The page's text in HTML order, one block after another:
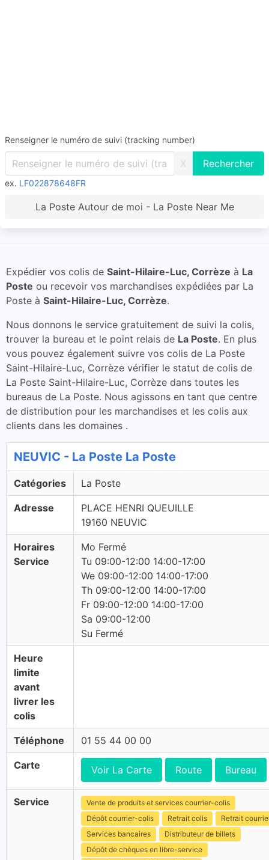
Renseigner le numéro de suivi (tracking number)
X
ex. LF022878648FR
La Poste Autour de moi - La Poste Near Me
Expédier vos colis de Saint-Hilaire-Luc, Corrèze à La
Poste ou recevoir vos marchandises expédiées par La
Poste à Saint-Hilaire-Luc, Corrèze.
Nous donnons le service gratuitement de suivi la colis,
trouver la bureau et le point relais de La Poste. En plus
vous pouvez également suivre vos colis de La Poste
Saint-Hilaire-Luc, Corrèze vérifier le statut de colis de
La Poste Saint-Hilaire-Luc, Corrèze dans toutes les
bureaus de La Poste. Nous agissons en tant que centre
de distribution pour les marchandises et les colis aux
clients dans les domaines .
NEUVIC - La Poste La Poste
Catégories La Poste
Adresse
PLACE HENRI QUEUILLE
19160 NEUVIC
Horaires
Service
Mo Fermé
Tu 09:00-12:00 14:00-17:00
We 09:00-12:00 14:00-17:00
Th 09:00-12:00 14:00-17:00
Fr 09:00-12:00 14:00-17:00
Sa 09:00-12:00
Su Fermé
Heure
limite
avant
livrer les
colis
Téléphone 01 55 44 00 00
Carte Voir La Carte Route Bureau
Service
Vente de produits et services courrier-colis
Dépôt courrier-colis
Retrait colis
Retrait
Services bancaires
Distributeur de billets
Dépôt de chèques en libre-service